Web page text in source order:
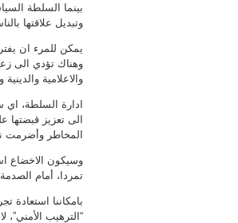
بينما السلطة
وتبديل علاقتها
يمكن للمرء ان
وهناك تؤدي الى
والاعلامية
ادارة السلطة، اي
الى تعزيز قبضتها
المخاطر وأضرمت
وسيكون الاخضاع
تمردا، أمام
“الترهيب